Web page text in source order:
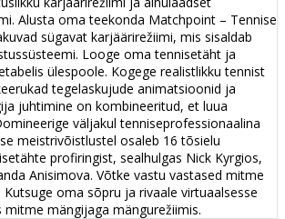
Alusta oma teekonda Matchpoint – Tennise
sügavat karjäärirežiimi, mis sisaldab
Looge oma tennisetäht ja
ülespoole. Kogege realistlikku tennist
tegelaskujude animatsioonid ja
juhtimine on kombineeritud, et luua
väljakul tenniseprofessionaalina
meistrivõistlustel osaleb 16 tõsielu
profiringist, sealhulgas Nick Kyrgios,
Anisimova. Võtke vastu vastased mitme
oma sõpru ja rivaale virtuaalsesse
mitme mängijaga mängurežiimis.